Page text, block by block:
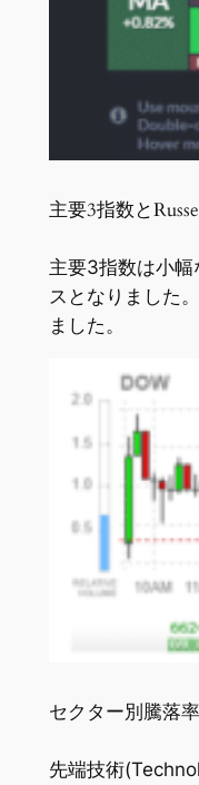
主要3指数と
主要3指数は小幅
スとなりました
ました。
セクター別騰落率
先端技術